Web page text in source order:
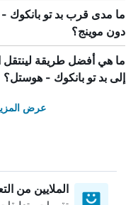
ما مدى قرب بد تو
دون موينج؟
ما هي أفضل طريقة
إلى بد تو بانكوك - هوستل؟
عرض
الملايين من